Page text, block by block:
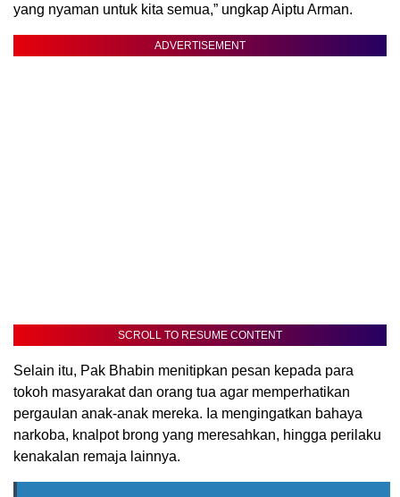
yang nyaman untuk kita semua,” ungkap Aiptu Arman.
ADVERTISEMENT
SCROLL TO RESUME CONTENT
Selain itu, Pak Bhabin menitipkan pesan kepada para
tokoh masyarakat dan orang tua agar memperhatikan
pergaulan anak-anak mereka. Ia mengingatkan bahaya
narkoba, knalpot brong yang meresahkan, hingga perilaku
kenakalan remaja lainnya.